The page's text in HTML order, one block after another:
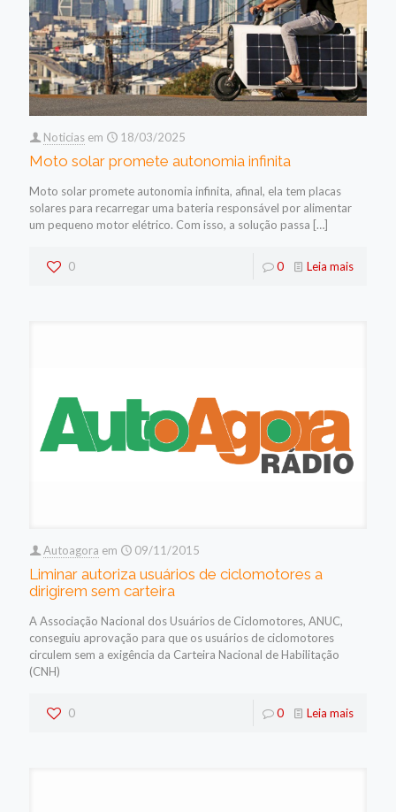
Noticias em 18/03/2025
Moto solar promete autonomia infinita
Moto solar promete autonomia infinita, afinal, ela tem placas
solares para recarregar uma bateria responsável por alimentar
um pequeno motor elétrico. Com isso, a solução passa […]
0 0 Leia mais
Autoagora em 09/11/2015
Liminar autoriza usuários de ciclomotores a
dirigirem sem carteira
A Associação Nacional dos Usuários de Ciclomotores, ANUC,
conseguiu aprovação para que os usuários de ciclomotores
circulem sem a exigência da Carteira Nacional de Habilitação
(CNH)
0 0 Leia mais